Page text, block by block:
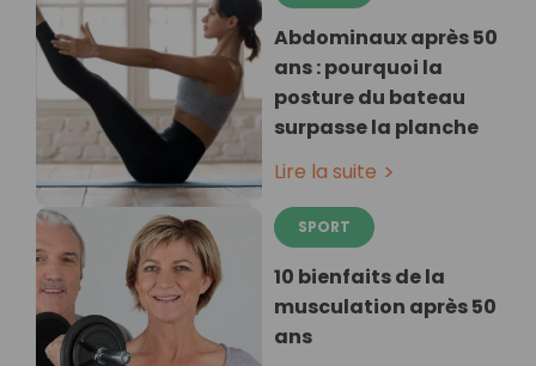
Abdominaux après 50
ans : pourquoi la
posture du bateau
surpasse la planche
Lire la suite
SPORT
10 bienfaits de la
musculation après 50
ans